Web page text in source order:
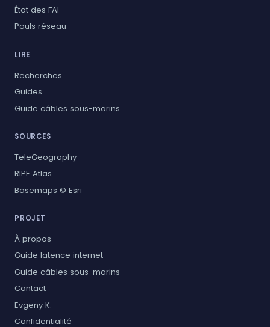
État des FAI
Pouls réseau
LIRE
Recherches
Guides
Guide câbles sous-marins
SOURCES
TeleGeography
RIPE Atlas
Basemaps © Esri
PROJET
À propos
Guide latence internet
Guide câbles sous-marins
Contact
Evgeny K.
Confidentialité